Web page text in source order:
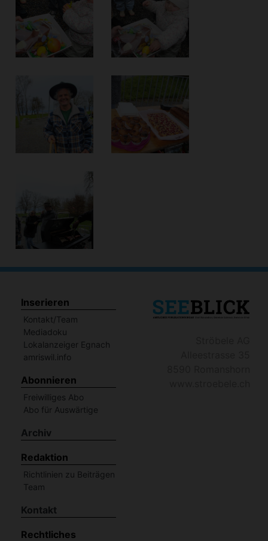
Inserieren
Kontakt/Team
Mediadoku
Lokalanzeiger Egnach
amriswil.info
Abonnieren
Freiwilliges Abo
Abo für Auswärtige
Archiv
Redaktion
Richtlinien zu Beiträgen
Team
Kontakt
Rechtliches